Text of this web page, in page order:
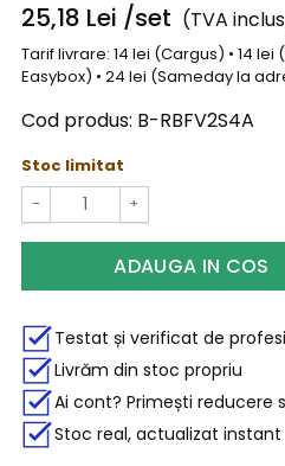
25,18 Lei /set (TVA
Tarif livrare: 14 lei (Cargus) • 14
Easybox) • 24 lei (Sameday la
Cod produs: B-RBFV2S4A
Stoc limitat
− +
ADAUGA IN COS
Testat și verificat de
Livrăm din stoc propriu
Ai cont? Primești reducere
Stoc real, actualizat instant